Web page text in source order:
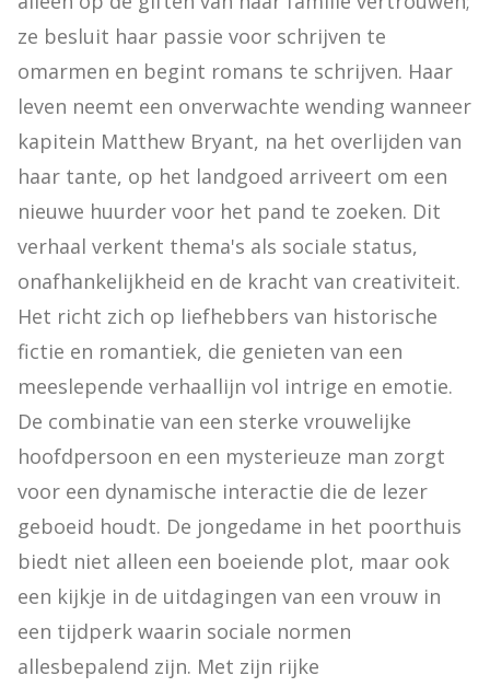
ze besluit haar passie voor schrijven te
omarmen en begint romans te schrijven. Haar
leven neemt een onverwachte wending wanneer
kapitein Matthew Bryant, na het overlijden van
haar tante, op het landgoed arriveert om een
nieuwe huurder voor het pand te zoeken. Dit
verhaal verkent thema's als sociale status,
onafhankelijkheid en de kracht van creativiteit.
Het richt zich op liefhebbers van historische
fictie en romantiek, die genieten van een
meeslepende verhaallijn vol intrige en emotie.
De combinatie van een sterke vrouwelijke
hoofdpersoon en een mysterieuze man zorgt
voor een dynamische interactie die de lezer
geboeid houdt. De jongedame in het poorthuis
biedt niet alleen een boeiende plot, maar ook
een kijkje in de uitdagingen van een vrouw in
een tijdperk waarin sociale normen
allesbepalend zijn. Met zijn rijke